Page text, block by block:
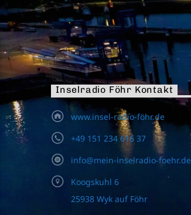
Inselradio Föhr Kontakt
www.insel-radio-föhr.de
+49 151 234 616 37
info@mein-inselradio-foehr.de
Koogskuhl 6
25938 Wyk auf Föhr